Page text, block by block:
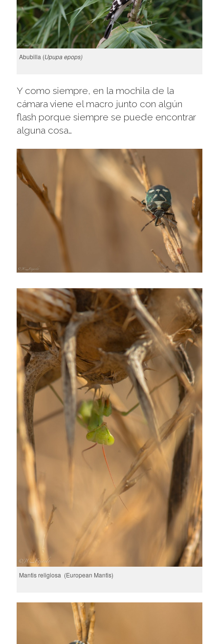
Abubilla (Upupa epops)
Y como siempre, en la mochila de la
cámara viene el macro junto con algún
flash porque siempre se puede encontrar
alguna cosa…
Mantis religiosa (European Mantis)